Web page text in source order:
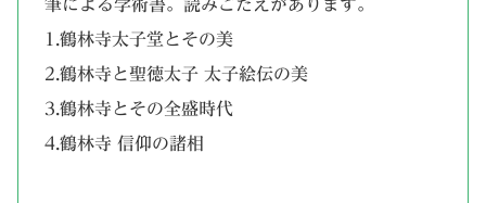
筆による学術書。読みごたえがあります。
1.鶴林寺太子堂とその美
2.鶴林寺と聖徳太子 太子絵伝の美
3.鶴林寺とその全盛時代
4.鶴林寺 信仰の諸相